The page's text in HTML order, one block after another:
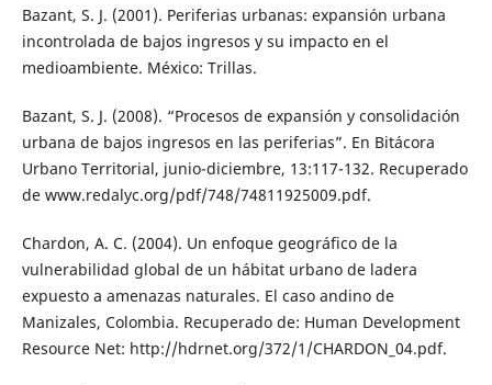
Bazant, S. J. (2001). Periferias urbanas: expansión urbana
incontrolada de bajos ingresos y su impacto en el
medioambiente. México: Trillas.
Bazant, S. J. (2008). “Procesos de expansión y consolidación
urbana de bajos ingresos en las periferias”. En Bitácora
Urbano Territorial, junio-diciembre, 13:117-132. Recuperado
de www.redalyc.org/pdf/748/74811925009.pdf.
Chardon, A. C. (2004). Un enfoque geográfico de la
vulnerabilidad global de un hábitat urbano de ladera
expuesto a amenazas naturales. El caso andino de
Manizales, Colombia. Recuperado de: Human Development
Resource Net: http://hdrnet.org/372/1/CHARDON_04.pdf.